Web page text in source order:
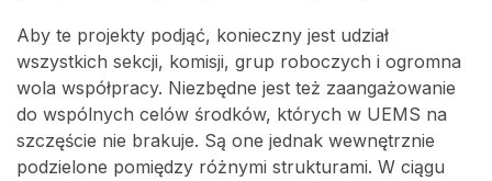
Aby te projekty podjąć, konieczny jest udział
wszystkich sekcji, komisji, grup roboczych i ogromna
wola współpracy. Niezbędne jest też zaangażowanie
do wspólnych celów środków, których w UEMS na
szczęście nie brakuje. Są one jednak wewnętrznie
podzielone pomiędzy różnymi strukturami. W ciągu